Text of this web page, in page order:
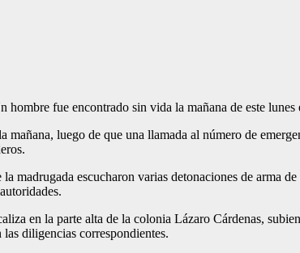
fue encontrado sin vida la mañana de este
mañana, luego de que una llamada al número de
madrugada escucharon varias detonaciones de arma
en la parte alta de la colonia Lázaro Cárdenas,
diligencias correspondientes.